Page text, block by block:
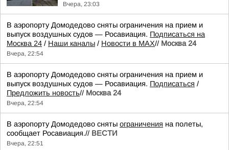
Вчера, 23:03
В аэропорту Домодедово сняты ограничения на прием и
выпуск воздушных судов — Росавиация. Подписаться на
Москва 24 / Наши каналы / Новости в MAX// Москва 24
Вчера, 22:54
В аэропорту Домодедово сняты ограничения на прием и
выпуск воздушных судов — Росавиация. Подписаться /
Предложить новость// Москва 24
Вчера, 22:54
В аэропорту Домодедово сняты ограничения на полеты,
сообщает Росавиация.// ВЕСТИ
Вчера, 22:51